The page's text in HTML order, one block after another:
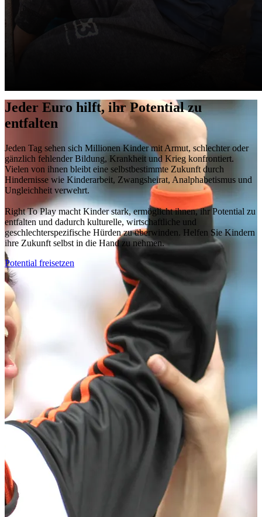
Jeder Euro hilft, ihr Potential zu
entfalten
Jeden Tag sehen sich Millionen Kinder mit Armut, schlechter oder
gänzlich fehlender Bildung, Krankheit und Krieg konfrontiert.
Vielen von ihnen bleibt eine selbstbestimmte Zukunft durch
Hindernisse wie Kinderarbeit, Zwangsheirat, Analphabetismus und
Ungleichheit verwehrt.
Right To Play macht Kinder stark, ermöglicht ihnen, ihr Potential zu
entfalten und dadurch kulturelle, wirtschaftliche und
geschlechterspezifische Hürden zu überwinden. Helfen Sie Kindern
ihre Zukunft selbst in die Hand zu nehmen.
Potential freisetzen